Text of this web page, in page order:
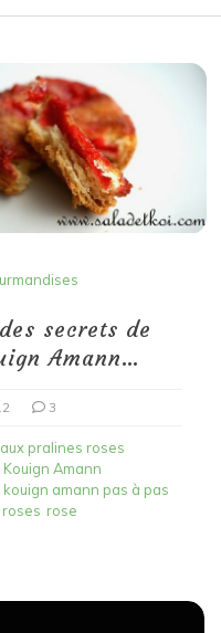
secrets de
Amann…
3
pralines roses
Kouign Amann
kouign amann pas à pas
rose